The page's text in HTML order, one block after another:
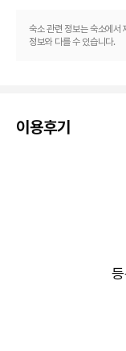
숙소 관련 정보는 숙소에서
정보와 다를 수 있습니다.
이용후기